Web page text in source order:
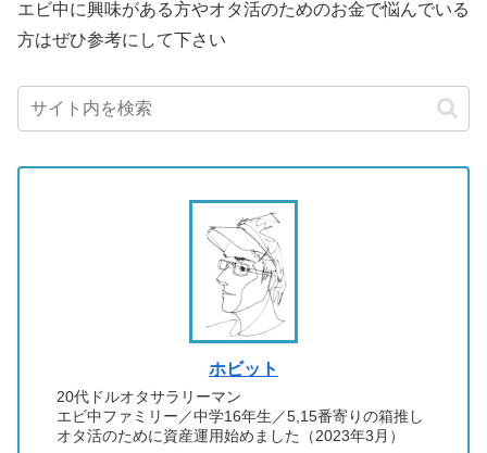
エビ中に興味がある方やオタ活のためのお金で悩んでいる
方はぜひ参考にして下さい
ホビット
20代ドルオタサラリーマン
エビ中ファミリー／中学16年生／5,15番寄りの箱推し
オタ活のために資産運用始めました（2023年3月）